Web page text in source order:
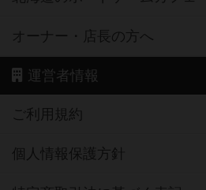
オーナー・店長の方へ
運営者情報
ご利用規約
個人情報保護方針